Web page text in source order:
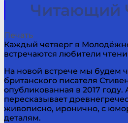
Читающий
Печать
Каждый четверг в
встречаются любители
На новой встрече мы будем
британского писателя
опубликованная в 2017 году.
пересказывает
живописно, иронично, с
деталям.